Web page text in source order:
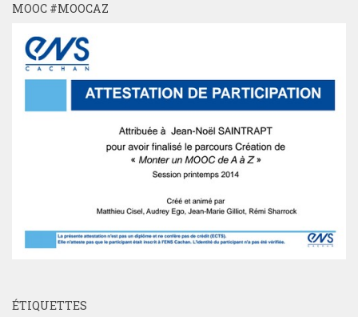
MOOC #MOOCAZ
ÉTIQUETTES